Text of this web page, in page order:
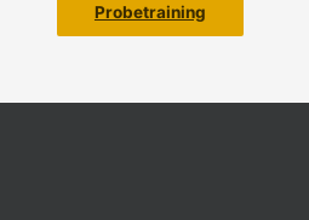
Probetraining